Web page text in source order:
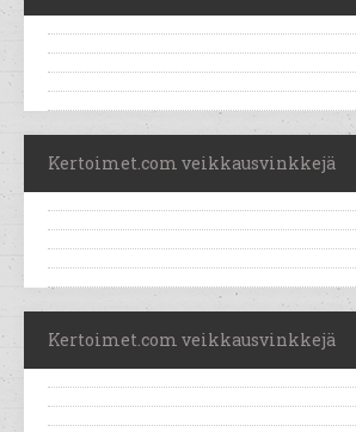
Kertoimet.com veikkausvinkkejä
Kertoimet.com veikkausvinkkejä